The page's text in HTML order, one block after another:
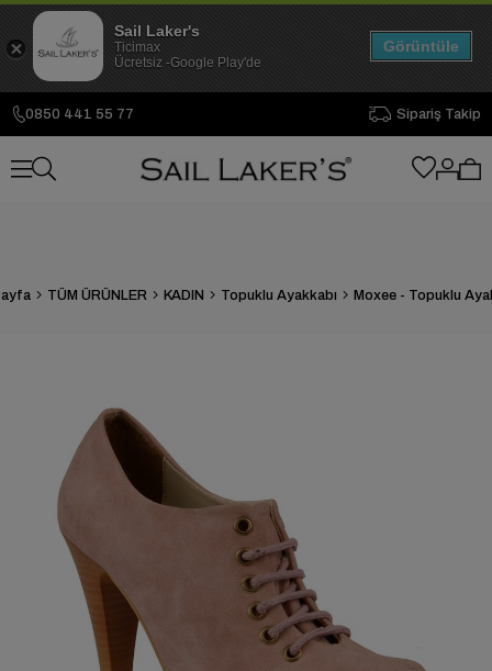
0850 441 55 77 Sipariş Takip
TÜM ÜRÜNLER KADIN Topuklu Ayakkabı Moxee - Topuklu
Sail Laker's
Ticimax
Ücretsiz -Google Play'de
Görüntüle